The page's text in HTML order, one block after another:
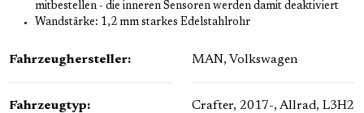
mitbestellen - die inneren Sensoren werden damit deaktiviert
Wandstärke: 1,2 mm starkes Edelstahlrohr
Fahrzeughersteller: MAN , Volkswagen
Fahrzeugtyp:
Crafter, 2017-, Allrad, L3H2